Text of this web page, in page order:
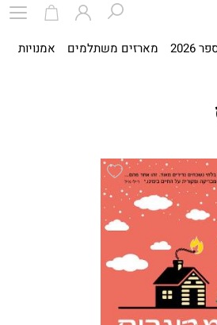
מארזים משתלמים אמנויות